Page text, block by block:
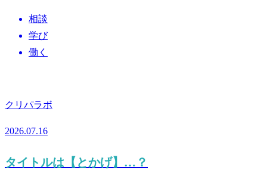
相談
学び
働く
クリパラボ
2026.07.16
タイトルは【とかげ】…？